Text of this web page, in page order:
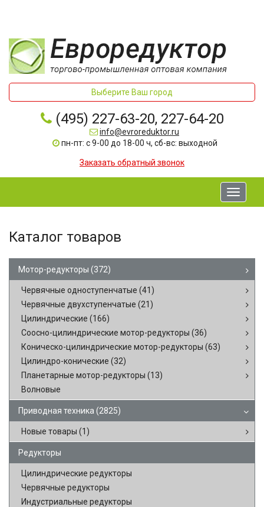
Выберите Ваш город
(495) 227-63-20, 227-64-20
info@evroreduktor.ru
пн-пт: с 9-00 до 18-00 ч, сб-вс: выходной
Заказать обратный звонок
Toggle
Каталог товаров
Мотор-редукторы (372)
Червячные одноступенчатые (41)
Червячные двухступенчатые (21)
Цилиндрические (166)
Соосно-цилиндрические мотор-редукторы (36)
Коническо-цилиндрические мотор-редукторы (63)
Цилиндро-конические (32)
Планетарные мотор-редукторы (13)
Волновые
Приводная техника (2825)
Новые товары (1)
Редукторы
Цилиндрические редукторы
Червячные редукторы
Индустриальные редукторы